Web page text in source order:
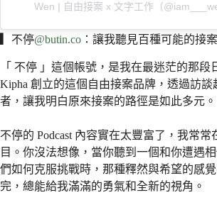
Wen | 自由接案 x 文字工作（
不停@butin.co ：讓我聽見百種可能的接
「 不停 」這個帳號，是我在最迷茫的那段
Kipha 創立的這個自由接案品牌，透過訪
者，讓我明白原來接案的路徑是如此多元。
不停的 Podcast 內容實在太豐富了，我常
目。你沒法想像，當你聽到一個和你遭遇
們如何克服挑戰時，那種釋然與希望的感
完，總能給我滿滿的勇氣和全新的視角。